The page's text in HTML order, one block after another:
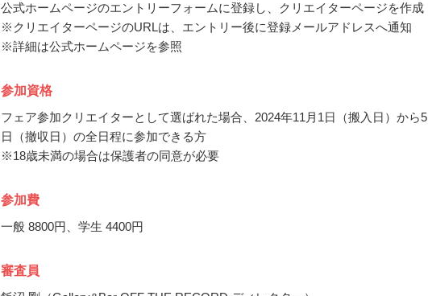
公式ホームページのエントリーフォームに登録し、クリエイターページを作成
※クリエイターページのURLは、エントリー後に登録メールアドレスへ通知
※詳細は公式ホームページを参照
参加資格
フェア参加クリエイターとして選ばれた場合、2024年11月1日（搬入日）から5
日（撤収日）の全日程に参加できる方
※18歳未満の場合は保護者の同意が必要
参加費
一般 8800円、学生 4400円
審査員